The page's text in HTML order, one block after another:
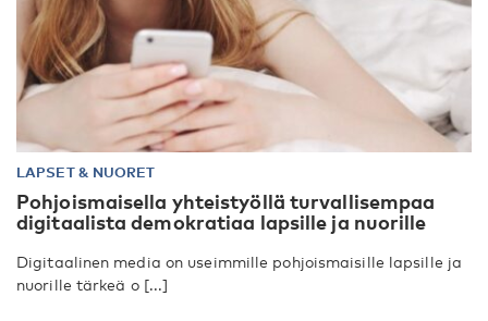
LAPSET & NUORET
Pohjoismaisella yhteistyöllä turvallisempaa
digitaalista demokratiaa lapsille ja nuorille
Digitaalinen media on useimmille pohjoismaisille lapsille ja
nuorille tärkeä o [...]